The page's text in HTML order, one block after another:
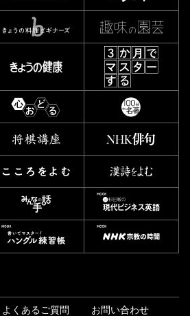
よくあるご質問 お問い合わせ